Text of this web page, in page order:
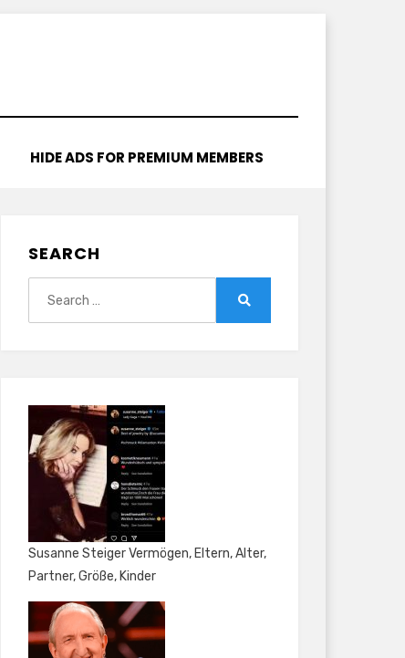
HIDE ADS FOR PREMIUM MEMBERS
SEARCH
Susanne Steiger Vermögen, Eltern, Alter,
Partner, Größe, Kinder